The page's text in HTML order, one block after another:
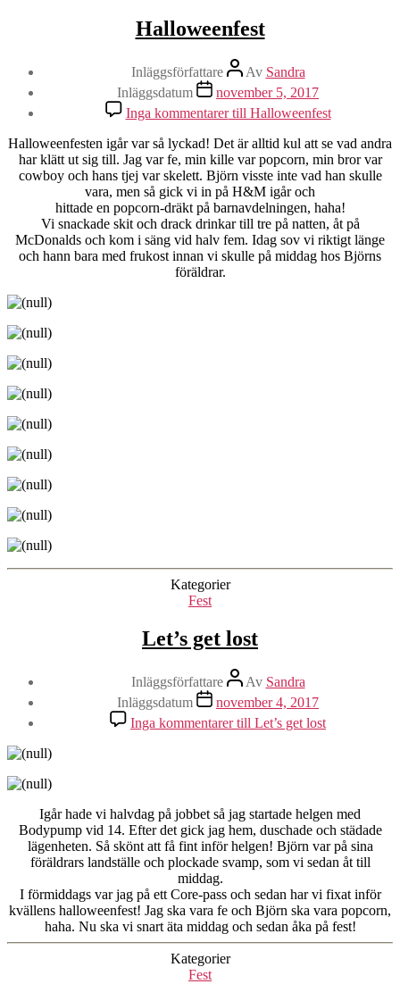
Halloweenfest
Inläggsförfattare Av Sandra
Inläggsdatum
november 5, 2017
Inga kommentarertill Halloweenfest
Halloweenfesten igår var så lyckad! Det är alltid kul att se vad andra
har klätt ut sig till. Jag var fe, min kille var popcorn, min bror var
cowboy och hans tjej var skelett. Björn visste inte vad han skulle
vara, men så gick vi in på H&M igår och
hittade en popcorn-dräkt på barnavdelningen, haha!
Vi snackade skit och drack drinkar till tre på natten, åt på
McDonalds och kom i säng vid halv fem. Idag sov vi riktigt länge
och hann bara med frukost innan vi skulle på middag hos Björns
föräldrar.
Kategorier
Fest
Let’s get lost
Inläggsförfattare Av Sandra
Inläggsdatum
november 4, 2017
Inga kommentarertill Let’s get lost
Igår hade vi halvdag på jobbet så jag startade helgen med
Bodypump vid 14. Efter det gick jag hem, duschade och städade
lägenheten. Så skönt att få fint inför helgen! Björn var på sina
föräldrars landställe och plockade svamp, som vi sedan åt till
middag.
I förmiddags var jag på ett Core-pass och sedan har vi fixat inför
kvällens halloweenfest! Jag ska vara fe och Björn ska vara popcorn,
haha. Nu ska vi snart äta middag och sedan åka på fest!
Kategorier
Fest